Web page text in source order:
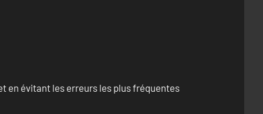
en évitant les erreurs les plus fréquentes